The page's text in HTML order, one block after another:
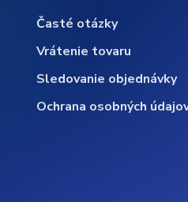
Časté otázky
Vrátenie tovaru
Sledovanie objednávky
Ochrana osobných